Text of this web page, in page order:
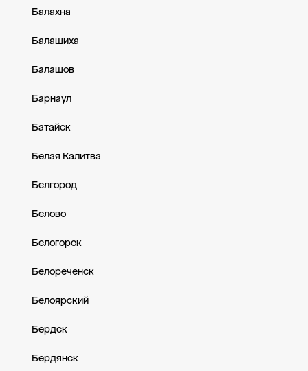
Балахна
Балашиха
Балашов
Барнаул
Батайск
Белая Калитва
Белгород
Белово
Белогорск
Белореченск
Белоярский
Бердск
Бердянск